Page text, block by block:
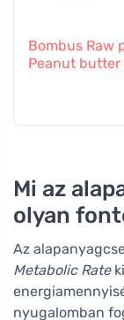
Bombus Raw
Peanut butter
Mi az
olyan
Az
Metabolic Rate
nyugalomban